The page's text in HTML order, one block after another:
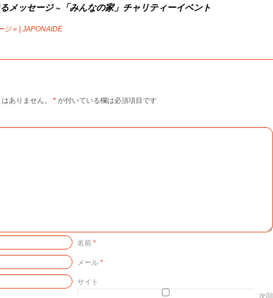
メッセージ ~「みんなの家」チャリティーイベント
ジ » | JAPONAIDE
ありません。 * が付いている欄は必須項目です
名前*
メール*
サイト
次回